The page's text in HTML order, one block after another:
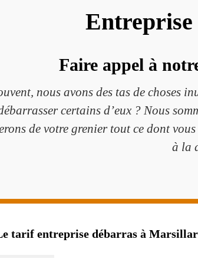
Entreprise
Faire appel à
nous avons des tas de choses
certains d’eux ? Nous
de votre grenier tout ce dont
à la
tarif entreprise débarras à